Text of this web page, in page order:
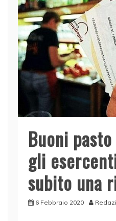
Buoni
gli
subito una
6 Febbraio 2020